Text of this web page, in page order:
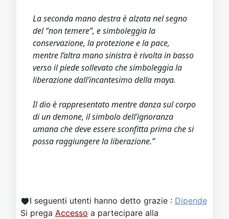
La seconda mano destra è alzata nel segno
del “non temere”, e simboleggia la
conservazione, la protezione e la pace,
mentre l’altra mano sinistra è rivolta in basso
verso il piede sollevato che simboleggia la
liberazione dall’incantesimo della maya.
Il dio è rappresentato mentre danza sul corpo
di un demone, il simbolo dell’ignoranza
umana che deve essere sconfitta prima che si
possa raggiungere la liberazione.”
I seguenti utenti hanno detto grazie : Dipende
Si prega Accesso a partecipare alla